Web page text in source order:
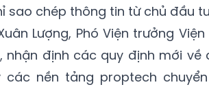
sao chép thông tin từ chủ đầu
Lượng, Phó Viện trưởng
nhận định các quy định mới
các nền tảng proptech